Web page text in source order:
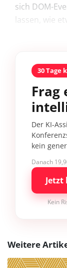
sich DOM-
lassen, wie
30 Tage
Frag
Der KI-
kein
Danach
Jetzt
Kein
Weitere